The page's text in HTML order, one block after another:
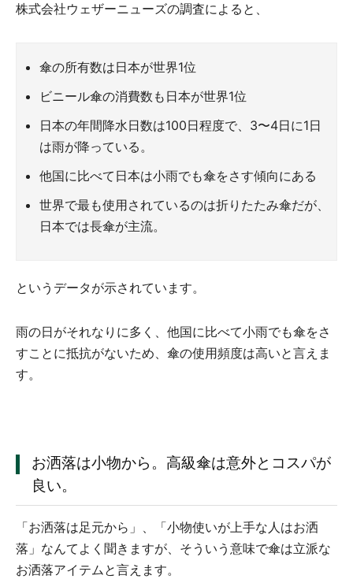
株式会社ウェザーニューズの調査によると、
傘の所有数は日本が世界1位
ビニール傘の消費数も日本が世界1位
日本の年間降水日数は100日程度で、3〜4日に1日
は雨が降っている。
他国に比べて日本は小雨でも傘をさす傾向にある
世界で最も使用されているのは折りたたみ傘だが、
日本では長傘が主流。
というデータが示されています。
雨の日がそれなりに多く、他国に比べて小雨でも傘をさ
すことに抵抗がないため、傘の使用頻度は高いと言えま
す。
お洒落は小物から。高級傘は意外とコスパが
良い。
「お洒落は足元から」、「小物使いが上手な人はお洒
落」なんてよく聞きますが、そういう意味で傘は立派な
お洒落アイテムと言えます。